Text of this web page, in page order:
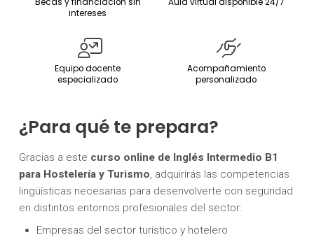
intereses
Equipo docente
especializado
Acompañamiento
personalizado
¿Para qué te prepara?
Gracias a este curso online de Inglés Intermedio B1
para Hostelería y Turismo, adquirirás las competencias
lingüísticas necesarias para desenvolverte con seguridad
en distintos entornos profesionales del sector:
Empresas del sector turístico y hotelero